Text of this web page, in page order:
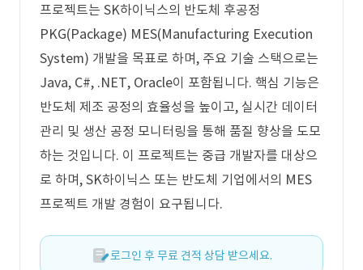
프로젝트는 SK하이닉스의 반도체 후공정
PKG(Package) MES(Manufacturing Execution
System) 개발을 목표로 하며, 주요 기술 스택으로는
Java, C#, .NET, Oracle이 포함됩니다. 핵심 기능은
반도체 제조 공정의 효율성을 높이고, 실시간 데이터
관리 및 생산 공정 모니터링을 통해 품질 향상을 도모
하는 것입니다. 이 프로젝트는 중급 개발자를 대상으
로 하며, SK하이닉스 또는 반도체 기업에서의 MES
프로젝트 개발 경험이 요구됩니다.
로그인 후 무료 견적 상담 받으세요.